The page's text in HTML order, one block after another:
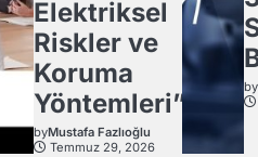
Elektriksel
Riskler ve
Koruma
Yöntemleri”
byMustafa Fazlıoğlu
Temmuz 29, 2026
by